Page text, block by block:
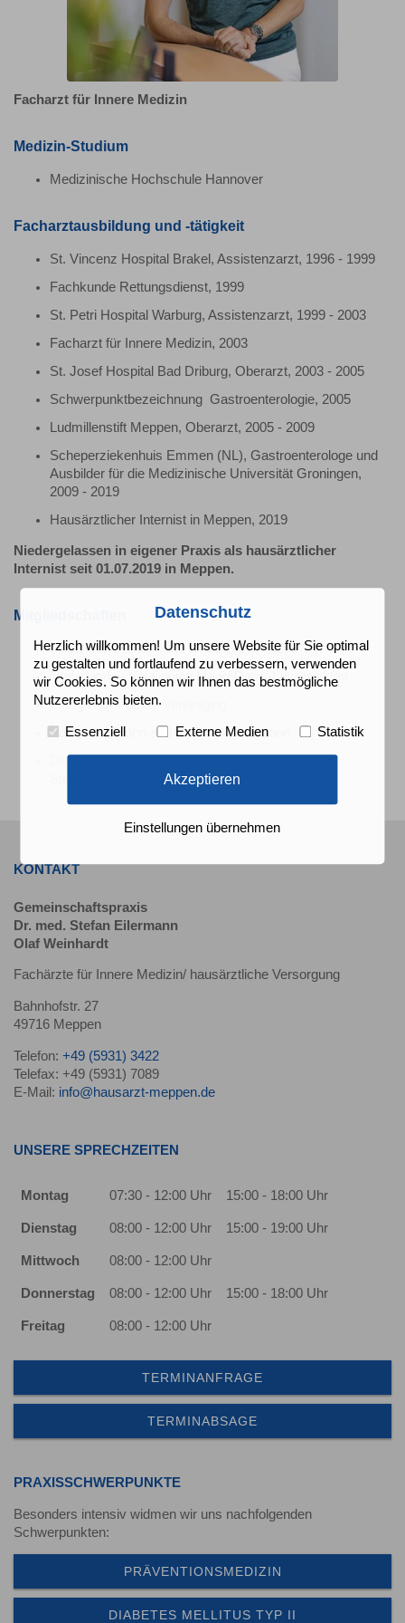
Facharzt für Innere Medizin
Medizin-Studium
Medizinische Hochschule Hannover
Facharztausbildung und -tätigkeit
St. Vincenz Hospital Brakel, Assistenzarzt, 1996 - 1999
Fachkunde Rettungsdienst, 1999
St. Petri Hospital Warburg, Assistenzarzt, 1999 - 2003
Facharzt für Innere Medizin, 2003
St. Josef Hospital Bad Driburg, Oberarzt, 2003 - 2005
Schwerpunktbezeichnung Gastroenterologie, 2005
Ludmillenstift Meppen, Oberarzt, 2005 - 2009
Scheperziekenhuis Emmen (NL), Gastroenterologe und
Ausbilder für die Medizinische Universität Groningen,
2009 - 2019
Hausärztlicher Internist in Meppen, 2019
Niedergelassen in eigener Praxis als hausärztlicher
Internist seit 01.07.2019 in Meppen.
Mitgliedschaften
Deutsche Gesellschaft für Innere Medizin
Nederlandse Vereiniging Maag-Darm-Leverziekten
Maag-Darm-Lever Vereiniging
European Crohn and Colitis Organisation
Deutsche Gesellschaft für Verdauungs- und
Stoffwechselerkrankungen
KONTAKT
Gemeinschaftspraxis
Dr. med. Stefan Eilermann
Olaf Weinhardt
Fachärzte für Innere Medizin/ hausärztliche Versorgung
Bahnhofstr. 27
49716 Meppen
Telefon: +49 (5931) 3422
Telefax: +49 (5931) 7089
E-Mail: info@hausarzt-meppen.de
UNSERE SPRECHZEITEN
Montag 07:30 - 12:00 Uhr 15:00 - 18:00 Uhr
Dienstag 08:00 - 12:00 Uhr 15:00 - 19:00 Uhr
Mittwoch 08:00 - 12:00 Uhr
Donnerstag 08:00 - 12:00 Uhr 15:00 - 18:00 Uhr
Freitag 08:00 - 12:00 Uhr
TERMINANFRAGE
TERMINABSAGE
PRAXISSCHWERPUNKTE
Besonders intensiv widmen wir uns nachfolgenden
Schwerpunkten:
PRÄVENTIONSMEDIZIN
DIABETES MELLITUS TYP II
Datenschutz
Herzlich willkommen! Um unsere Website für Sie optimal
zu gestalten und fortlaufend zu verbessern, verwenden
wir Cookies. So können wir Ihnen das bestmögliche
Nutzererlebnis bieten.
Essenziell Externe Medien Statistik
Akzeptieren
Einstellungen übernehmen